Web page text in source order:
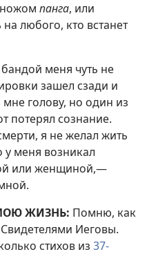
ножом панга, или
любого, кто встанет
меня чуть не
зашел сзади и
мне голову, но один из
потерял сознание.
я не желал жить
у меня возникал
или женщиной,—
ЖИЗНЬ: Помню, как
Иеговы.
стихов из 37-